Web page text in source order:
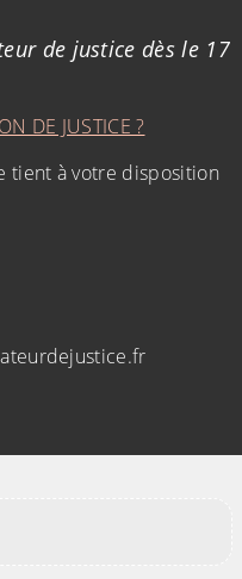
de justice dès le 17
DE JUSTICE ?
tient à votre disposition